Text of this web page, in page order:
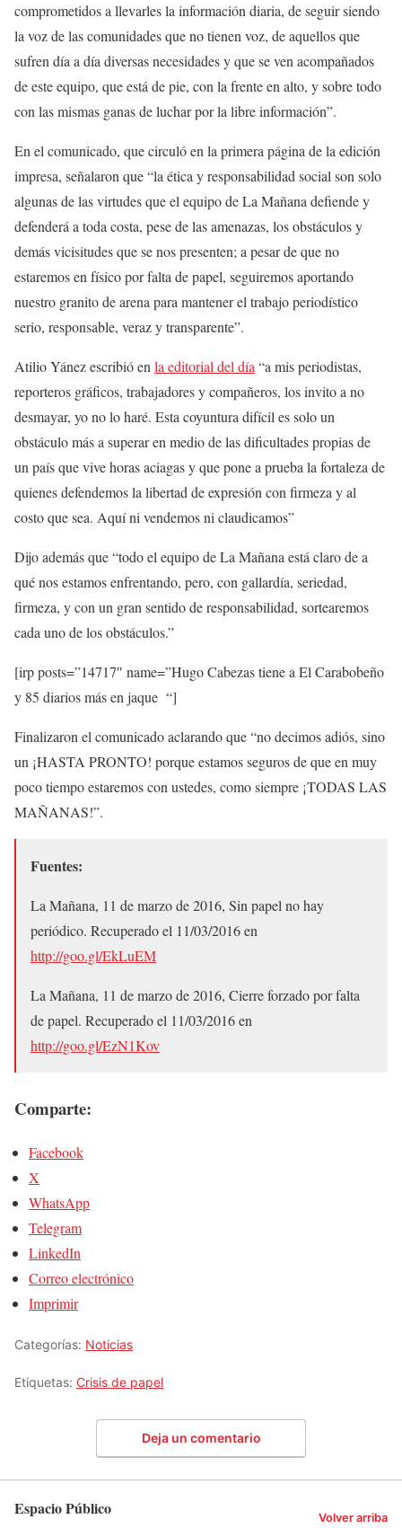
comprometidos a llevarles la información diaria, de seguir siendo
la voz de las comunidades que no tienen voz, de aquellos que
sufren día a día diversas necesidades y que se ven acompañados
de este equipo, que está de pie, con la frente en alto, y sobre todo
con las mismas ganas de luchar por la libre información”.
En el comunicado, que circuló en la primera página de la edición
impresa, señalaron que “la ética y responsabilidad social son solo
algunas de las virtudes que el equipo de La Mañana defiende y
defenderá a toda costa, pese de las amenazas, los obstáculos y
demás vicisitudes que se nos presenten; a pesar de que no
estaremos en físico por falta de papel, seguiremos aportando
nuestro granito de arena para mantener el trabajo periodístico
serio, responsable, veraz y transparente”.
Atilio Yánez escribió en la editorial del día “a mis periodistas,
reporteros gráficos, trabajadores y compañeros, los invito a no
desmayar, yo no lo haré. Esta coyuntura difícil es solo un
obstáculo más a superar en medio de las dificultades propias de
un país que vive horas aciagas y que pone a prueba la fortaleza de
quienes defendemos la libertad de expresión con firmeza y al
costo que sea. Aquí ni vendemos ni claudicamos”
Dijo además que “todo el equipo de La Mañana está claro de a
qué nos estamos enfrentando, pero, con gallardía, seriedad,
firmeza, y con un gran sentido de responsabilidad, sortearemos
cada uno de los obstáculos.”
[irp posts=”14717″ name=”Hugo Cabezas tiene a El Carabobeño
y 85 diarios más en jaque “]
Finalizaron el comunicado aclarando que “no decimos adiós, sino
un ¡HASTA PRONTO! porque estamos seguros de que en muy
poco tiempo estaremos con ustedes, como siempre ¡TODAS LAS
MAÑANAS!”.
Fuentes:
La Mañana, 11 de marzo de 2016, Sin papel no hay
periódico. Recuperado el 11/03/2016 en
http://goo.gl/EkLuEM
La Mañana, 11 de marzo de 2016, Cierre forzado por falta
de papel. Recuperado el 11/03/2016 en
http://goo.gl/EzN1Kov
Comparte:
Facebook
X
WhatsApp
Telegram
LinkedIn
Correo electrónico
Imprimir
Categorías: Noticias
Etiquetas: Crisis de papel
Deja un comentario
Espacio Público Volver arriba